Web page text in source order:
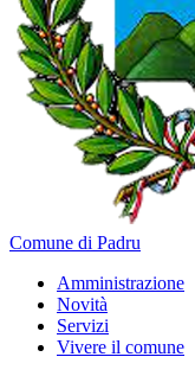
Comune di Padru
Amministrazione
Novità
Servizi
Vivere il comune